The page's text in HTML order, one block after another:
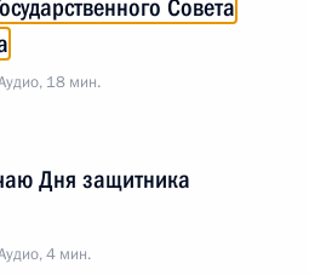
Совета
18 мин.
Дня защитника
4 мин.